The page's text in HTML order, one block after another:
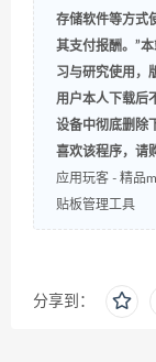
存储软件等方式
其支付报酬。”
习与研究使用，
用户本人下载后
设备中彻底删除
喜欢该程序，请
应用玩客 - 精品
贴板管理工具
分享到：